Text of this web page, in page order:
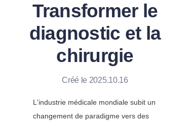
Transformer le
diagnostic et la
chirurgie
Créé le 2025.10.16
L'industrie médicale mondiale subit un
changement de paradigme vers des